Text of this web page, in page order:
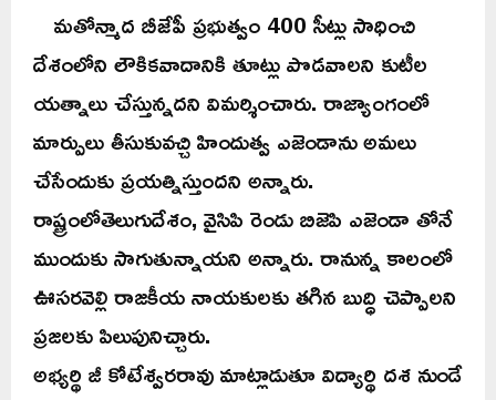
మతోన్మాద బీజేపీ ప్రభుత్వం 400 సీట్లు సాధించి
దేశంలోని లౌకికవాదానికి తూట్లు పొడవాలని కుటీల
యత్నాలు చేస్తున్నదని విమర్శించారు. రాజ్యాంగంలో
మార్పులు తీసుకువచ్చి హిందుత్వ ఎజెండాను అమలు
చేసేందుకు ప్రయత్నిస్తుందని అన్నారు.
రాష్ట్రంలోతెలుగుదేశం, వైసిపి రెండు బిజెపి ఎజెండా తోనే
ముందుకు సాగుతున్నాయని అన్నారు. రానున్న కాలంలో
ఊసరవెల్లి రాజకీయ నాయకులకు తగిన బుద్ధి చెప్పాలని
ప్రజలకు పిలుపునిచ్చారు.
అభ్యర్థి జీ కోటేశ్వరరావు మాట్లాడుతూ విద్యార్థి దశ నుండే